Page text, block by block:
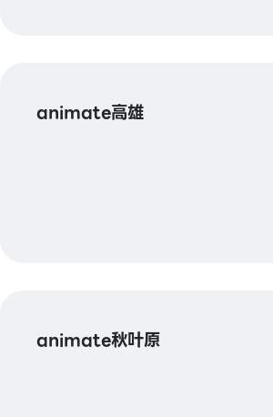
animate高雄
animate秋叶原